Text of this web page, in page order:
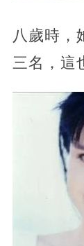
八歲時，
三名，這